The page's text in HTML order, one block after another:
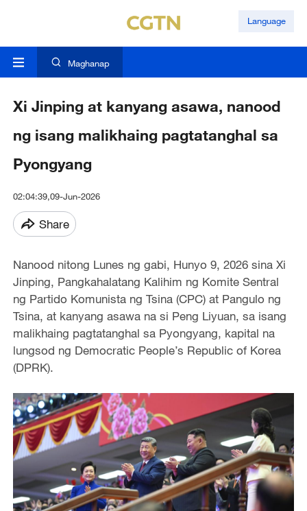
Language
Maghanap
Xi Jinping at kanyang asawa, nanood
ng isang malikhaing pagtatanghal sa
Pyongyang
02:04:39,09-Jun-2026
Share
Nanood nitong Lunes ng gabi, Hunyo 9, 2026 sina Xi
Jinping, Pangkahalatang Kalihim ng Komite Sentral
ng Partido Komunista ng Tsina (CPC) at Pangulo ng
Tsina, at kanyang asawa na si Peng Liyuan, sa isang
malikhaing pagtatanghal sa Pyongyang, kapital na
lungsod ng Democratic People’s Republic of Korea
(DPRK).